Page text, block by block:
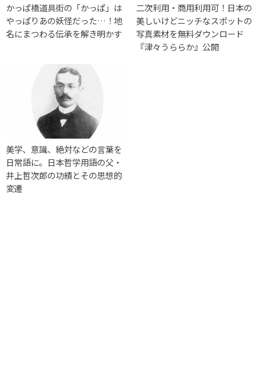
かっぱ橋道具街の「かっぱ」は
やっぱりあの妖怪だった…！地
名にまつわる伝承を解き明かす
二次利用・商用利用可！日本の
美しいけどニッチなスポットの
写真素材を無料ダウンロード
『津々うららか』公開
美学、意識、絶対などの言葉を
日常語に。日本哲学用語の父・
井上哲次郎の功績とその思想的
変遷